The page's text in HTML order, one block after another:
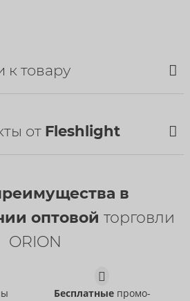
(UPC-A)
2026
товару
Fleshwash
РРЦ:10,95 €
от Fleshlight
в
оптовой торговли
ORION
Бесплатныепромо-